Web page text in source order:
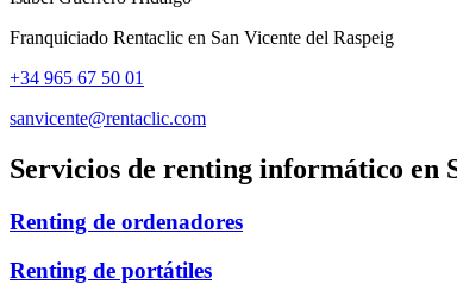
Franquiciado Rentaclic en San Vicente del Raspeig
+34 965 67 50 01
sanvicente@rentaclic.com
Servicios de renting informático en
Renting de ordenadores
Renting de portátiles